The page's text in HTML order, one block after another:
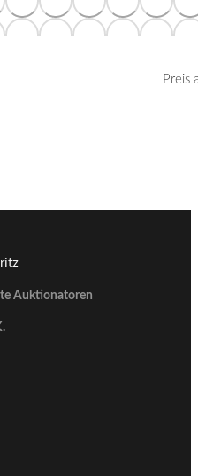
Preis
Auktionatoren